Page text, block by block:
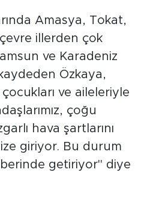
Amasya, Tokat,
illerden çok
ve Karadeniz
Özkaya,
ve aileleriyle
çoğu
hava şartlarını
giriyor. Bu durum
getiriyor" diye